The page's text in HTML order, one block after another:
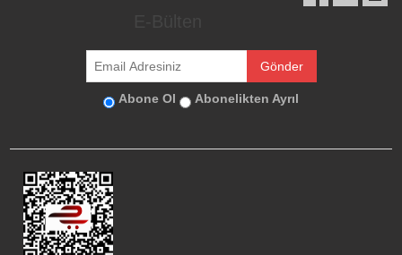
Abone Ol Abonelikten Ayrıl